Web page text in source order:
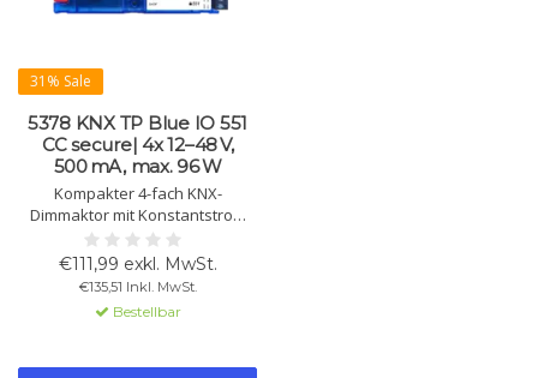
31% Sale
5378 KNX TP Blue IO 551
CC secure| 4x 12–48 V,
500 mA, max. 96 W
Kompakter 4-fach KNX-
Dimmaktor mit Konstantstrom
(12–48 V⎓, 500 mA/Kanal). Für
RGB, RGBW oder Tunable White
LEDs. Integrierte Szenen, Timer,
KNX Data Secure.
€111,99 exkl. MwSt.
€135,51 Inkl. MwSt.
Bestellbar